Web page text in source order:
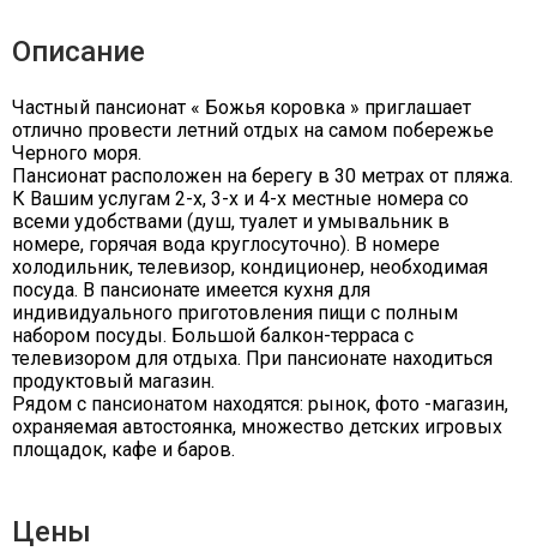
Описание
Частный пансионат « Божья коровка » приглашает
отлично провести летний отдых на самом побережье
Черного моря.
Пансионат расположен на берегу в 30 метрах от пляжа.
К Вашим услугам 2-х, 3-х и 4-х местные номера со
всеми удобствами (душ, туалет и умывальник в
номере, горячая вода круглосуточно). В номере
холодильник, телевизор, кондиционер, необходимая
посуда. В пансионате имеется кухня для
индивидуального приготовления пищи с полным
набором посуды. Большой балкон-терраса с
телевизором для отдыха. При пансионате находиться
продуктовый магазин.
Рядом с пансионатом находятся: рынок, фото -магазин,
охраняемая автостоянка, множество детских игровых
площадок, кафе и баров.
Цены